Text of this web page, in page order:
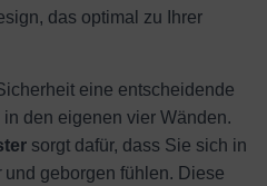
das optimal zu Ihrer
eine entscheidende
den eigenen vier Wänden.
sorgt dafür, dass Sie sich in
und geborgen fühlen. Diese